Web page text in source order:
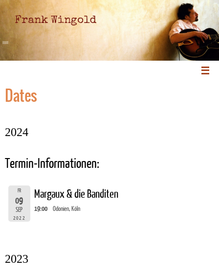
Frank Wingold
Dates
2024
Termin-Informationen:
FR
09
SEP
2022
Margaux & die Banditen
19:00 Odonien, Köln
2023